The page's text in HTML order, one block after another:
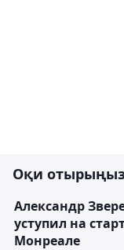
Оқи
Александр
уступил на
Монреале